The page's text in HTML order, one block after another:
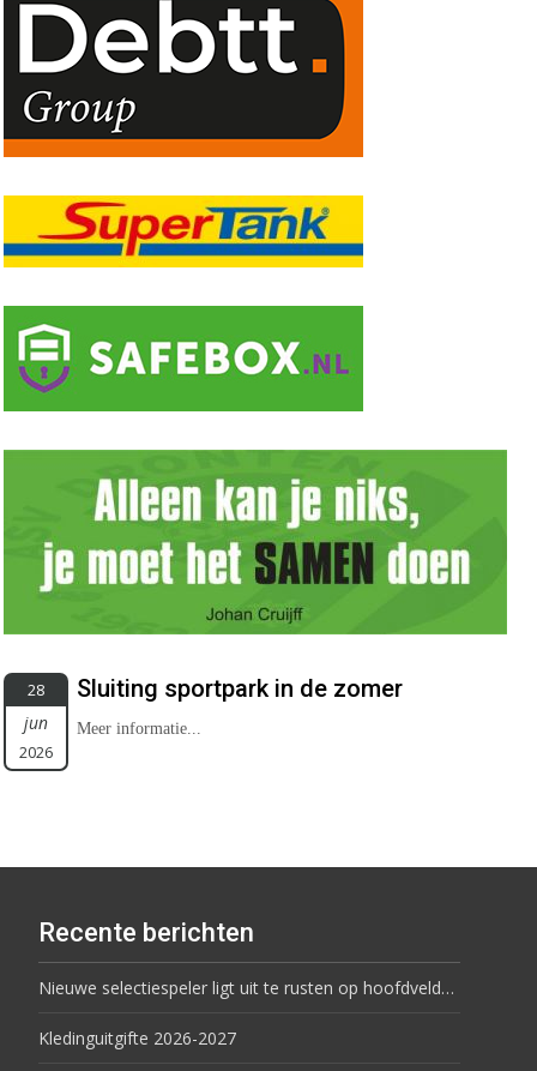
28
jun
2026
Sluiting sportpark in de zomer
Meer informatie...
Recente berichten
Nieuwe selectiespeler ligt uit te rusten op hoofdveld…
Kledinguitgifte 2026-2027